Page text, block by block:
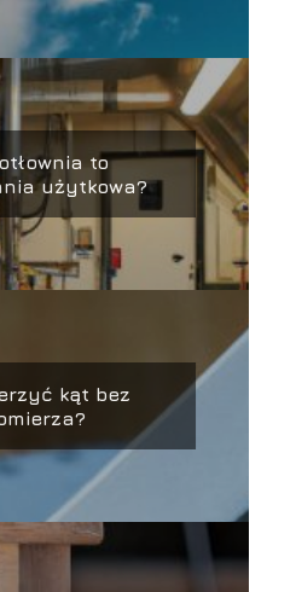
to
użytkowa?
kąt bez